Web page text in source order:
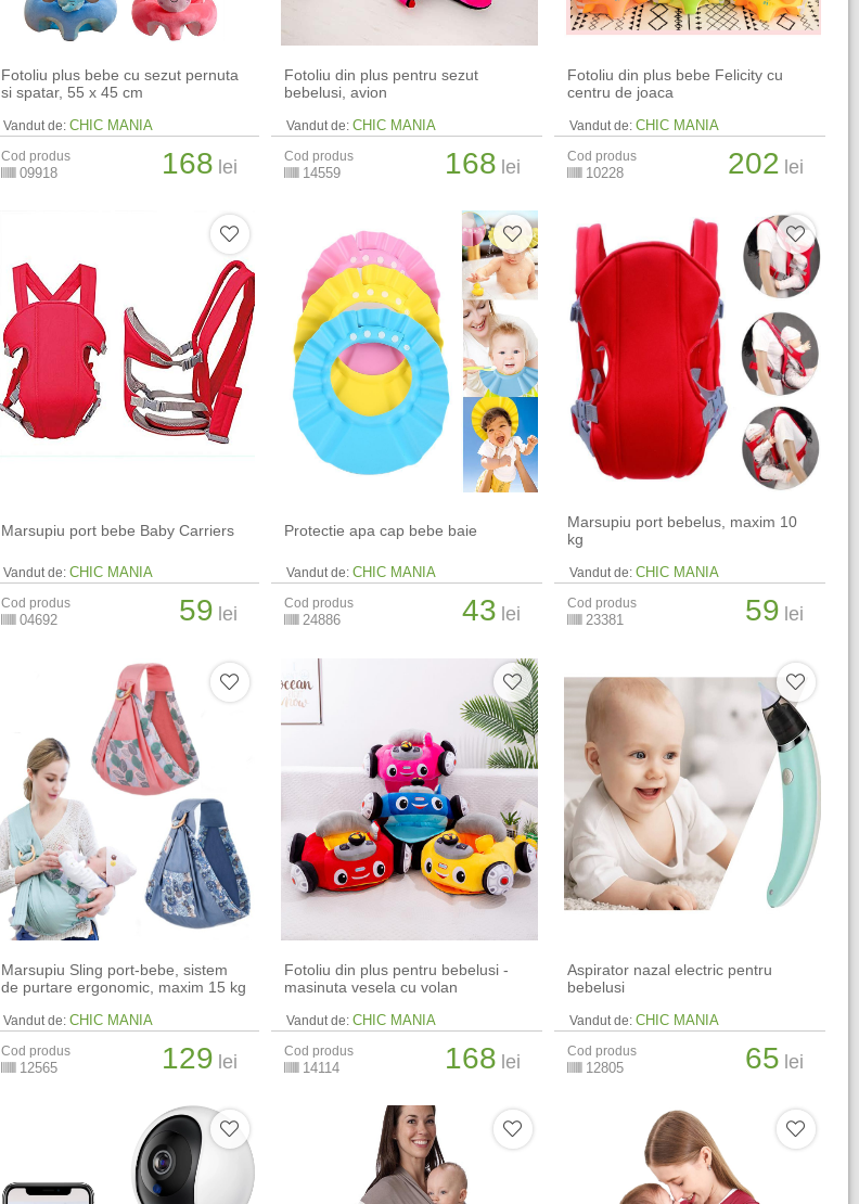
Fotoliu plus bebe cu sezut pernuta
si spatar, 55 x 45 cm
Vandut de: CHIC MANIA
Cod produs
09918 168 lei
Fotoliu din plus pentru sezut
bebelusi, avion
Vandut de: CHIC MANIA
Cod produs
14559 168 lei
Fotoliu din plus bebe Felicity cu
centru de joaca
Vandut de: CHIC MANIA
Cod produs
10228 202 lei
Marsupiu port bebe Baby Carriers
Vandut de: CHIC MANIA
Cod produs
04692 59 lei
Protectie apa cap bebe baie
Vandut de: CHIC MANIA
Cod produs
24886 43 lei
Marsupiu port bebelus, maxim 10
kg
Vandut de: CHIC MANIA
Cod produs
23381 59 lei
Marsupiu Sling port-bebe, sistem
de purtare ergonomic, maxim 15 kg
Vandut de: CHIC MANIA
Cod produs
12565 129 lei
Fotoliu din plus pentru bebelusi -
masinuta vesela cu volan
Vandut de: CHIC MANIA
Cod produs
14114 168 lei
Aspirator nazal electric pentru
bebelusi
Vandut de: CHIC MANIA
Cod produs
12805 65 lei